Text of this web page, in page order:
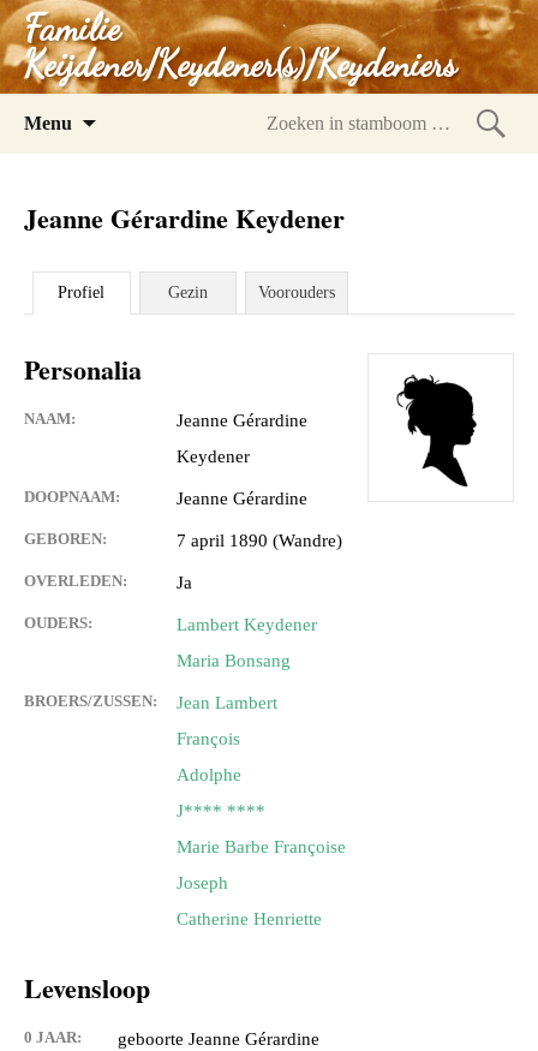
Familie
Keijdener/Keydener(s)/Keydeniers
Menu
Jeanne Gérardine Keydener
Profiel Gezin Voorouders
Personalia
NAAM:
Jeanne Gérardine
Keydener
DOOPNAAM: Jeanne Gérardine
GEBOREN: 7 april 1890 (Wandre)
OVERLEDEN: Ja
OUDERS:
Lambert Keydener
Maria Bonsang
BROERS/ZUSSEN:
Jean Lambert
François
Adolphe
J**** ****
Marie Barbe Françoise
Joseph
Catherine Henriette
Levensloop
0 JAAR: geboorte Jeanne Gérardine